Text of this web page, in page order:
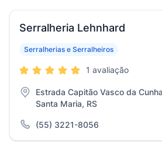
Serralheria Lehnhard
Serralherias e Serralheiros
1 avaliação
Estrada Capitão Vasco da
Santa Maria, RS
(55) 3221-8056